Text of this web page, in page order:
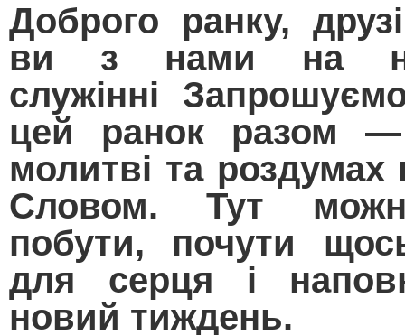
Доброго ранку,
ви з нами на
служінні
цей ранок разом —
молитві та
Словом. Тут
побути, почути
для серця і
новий тиждень.